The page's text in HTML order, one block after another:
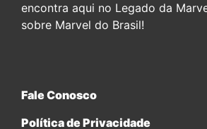
encontra aqui no Legado da
sobre Marvel do Brasil!
Fale Conosco
Política de Privacidade